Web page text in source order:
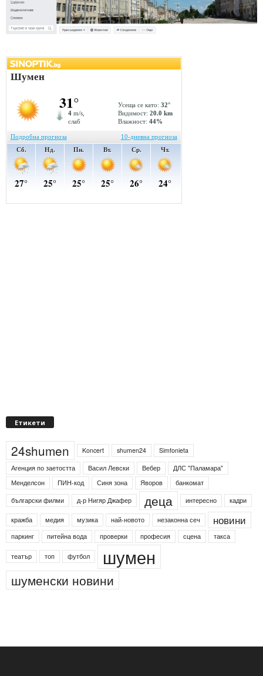
Етикети
24shumen Koncert shumen24
Simfonieta
Агенция по заетостта
Васил Левски Вебер
ДЛС "Паламара"
Менделсон
ПИН-код Синя зона Яворов
банкомат
български филми
д-р Нигяр Джафер деца интересно кадри
кражба медия музика най-новото незаконна сеч новини
паркинг питейна вода проверки професия сцена такса
театър топ футбол шумен
шуменски новини